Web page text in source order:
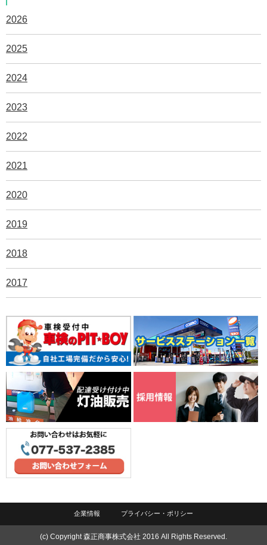
2026
2025
2024
2023
2022
2021
2020
2019
2018
2017
企業情報 プライバシー・ポリシー
(c) Copyright 森正商事株式会社 2016 All Rights Reserved.